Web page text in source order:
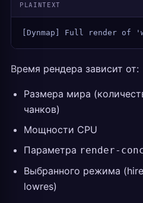
PLAINTEXT
[Dynmap] Full render of
Время рендера зависит от:
Размера мира
чанков)
Мощности CPU
Параметра render-
Выбранного режима
lowres)